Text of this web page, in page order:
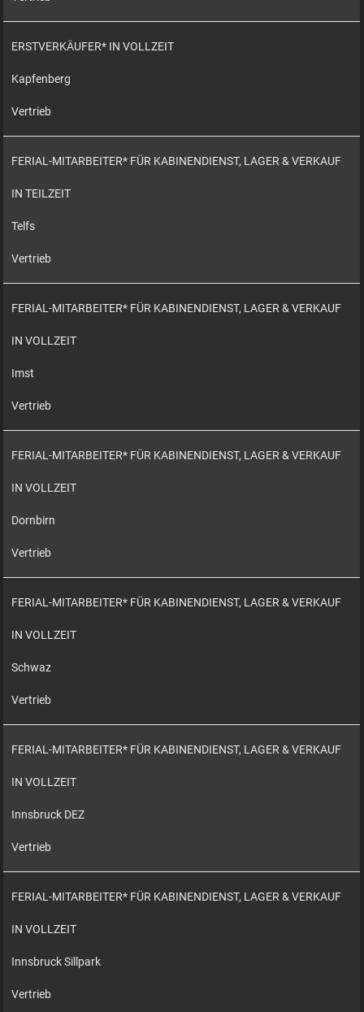
ERSTVERKÄUFER* IN VOLLZEIT
Kapfenberg
Vertrieb
FERIAL-MITARBEITER* FÜR KABINENDIENST, LAGER & VERKAUF
IN TEILZEIT
Telfs
Vertrieb
FERIAL-MITARBEITER* FÜR KABINENDIENST, LAGER & VERKAUF
IN VOLLZEIT
Imst
Vertrieb
FERIAL-MITARBEITER* FÜR KABINENDIENST, LAGER & VERKAUF
IN VOLLZEIT
Dornbirn
Vertrieb
FERIAL-MITARBEITER* FÜR KABINENDIENST, LAGER & VERKAUF
IN VOLLZEIT
Schwaz
Vertrieb
FERIAL-MITARBEITER* FÜR KABINENDIENST, LAGER & VERKAUF
IN VOLLZEIT
Innsbruck DEZ
Vertrieb
FERIAL-MITARBEITER* FÜR KABINENDIENST, LAGER & VERKAUF
IN VOLLZEIT
Innsbruck Sillpark
Vertrieb